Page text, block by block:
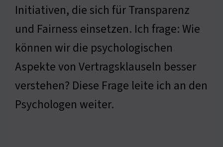
Initiativen, die sich für Transparenz
und Fairness einsetzen. Ich frage: Wie
können wir die psychologischen
Aspekte von Vertragsklauseln besser
verstehen? Diese Frage leite ich an den
Psychologen weiter.